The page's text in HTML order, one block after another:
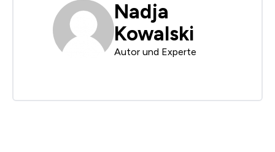
Nadja
Kowalski
Autor und Experte